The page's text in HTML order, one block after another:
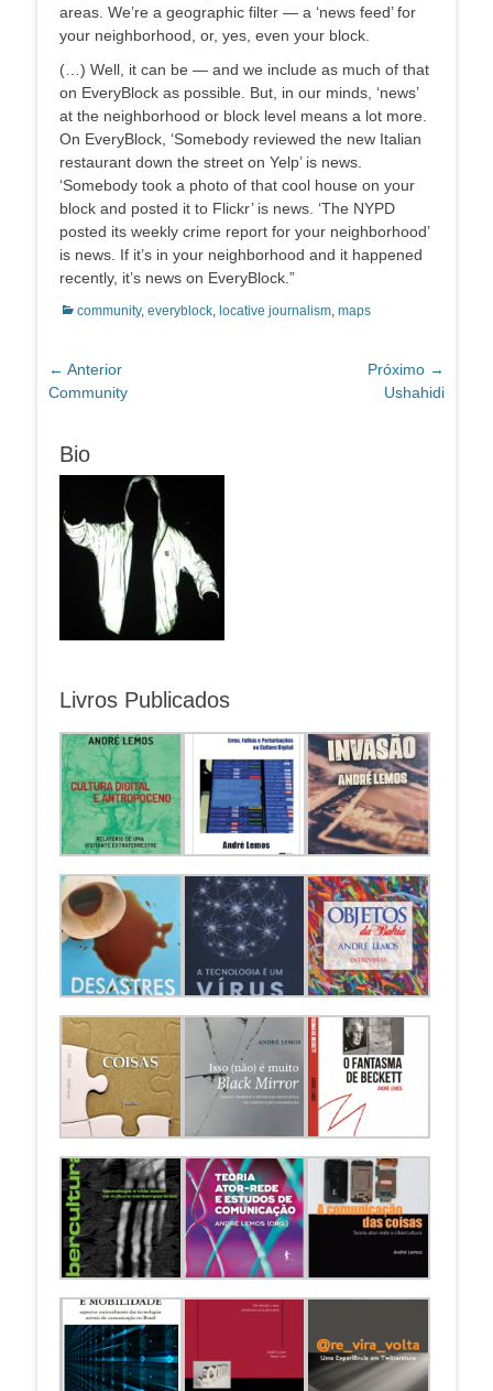
areas. We’re a geographic filter — a ‘news feed’ for
your neighborhood, or, yes, even your block.
(…) Well, it can be — and we include as much of that
on EveryBlock as possible. But, in our minds, ‘news’
at the neighborhood or block level means a lot more.
On EveryBlock, ‘Somebody reviewed the new Italian
restaurant down the street on Yelp’ is news.
‘Somebody took a photo of that cool house on your
block and posted it to Flickr’ is news. ‘The NYPD
posted its weekly crime report for your neighborhood’
is news. If it’s in your neighborhood and it happened
recently, it’s news on EveryBlock.”
Categorias:
community, everyblock, locative journalism, maps
Navegação
de
← Anterior
Post
Community
Próximo →
Ushahidi
Bio
Livros Publicados